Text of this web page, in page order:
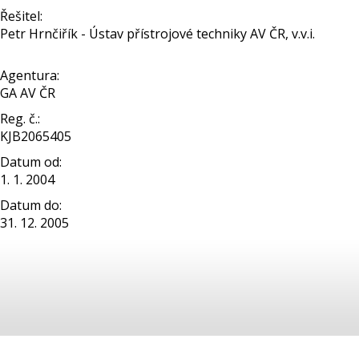
Řešitel:
Petr Hrnčiřík - Ústav přístrojové techniky AV ČR, v.v.i.
Agentura:
GA AV ČR
Reg. č.:
KJB2065405
Datum od:
1. 1. 2004
Datum do:
31. 12. 2005